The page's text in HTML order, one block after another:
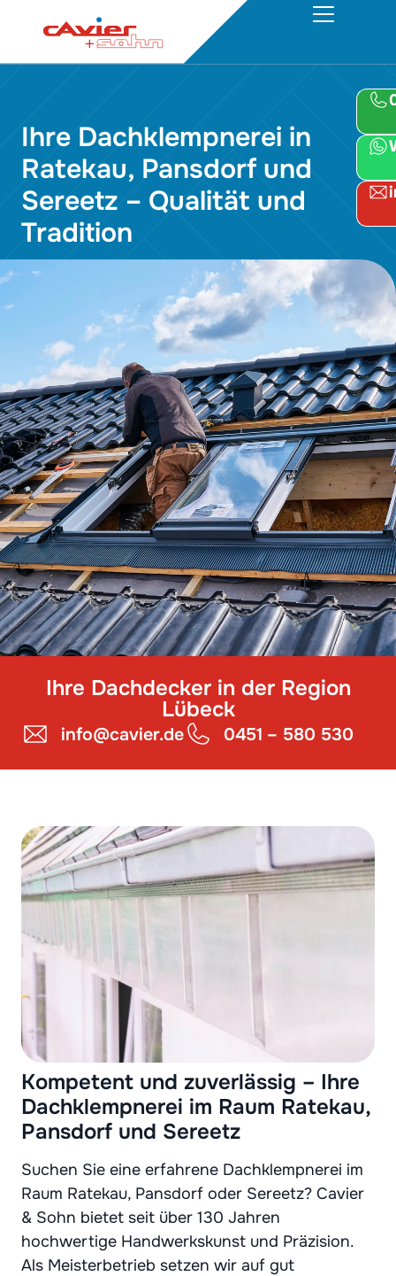
Ihre Dachklempnerei in
Ratekau, Pansdorf und
Sereetz – Qualität und
Tradition
Ihre Dachdecker in der Region
Lübeck
info@cavier.de 0451 – 580 530
Kompetent und zuverlässig – Ihre
Dachklempnerei im Raum Ratekau,
Pansdorf und Sereetz
Suchen Sie eine erfahrene Dachklempnerei im
Raum Ratekau, Pansdorf oder Sereetz? Cavier
& Sohn bietet seit über 130 Jahren
hochwertige Handwerkskunst und Präzision.
Als Meisterbetrieb setzen wir auf gut